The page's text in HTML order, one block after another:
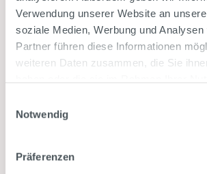
Verwendung unserer Website an
soziale Medien, Werbung und
Partner führen diese Informationen
weiteren Daten zusammen, die Sie
Notwendig
Präferenzen
News